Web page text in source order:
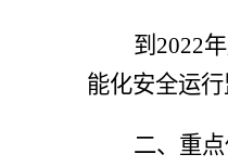
到 2022
能化安全运
二、重